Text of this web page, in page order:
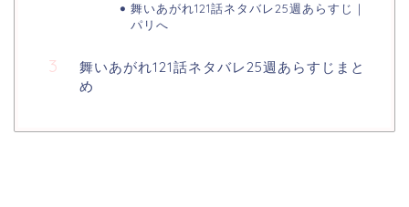
舞いあがれ121話ネタバレ25週あらすじ｜
パリへ
舞いあがれ121話ネタバレ25週あらすじまと
め